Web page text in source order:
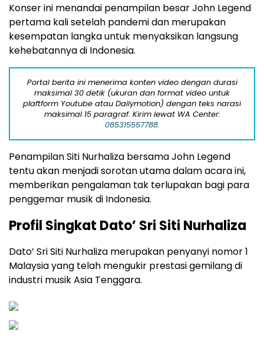
Konser ini menandai penampilan besar John Legend
pertama kali setelah pandemi dan merupakan
kesempatan langka untuk menyaksikan langsung
kehebatannya di Indonesia.
Portal berita ini menerima konten video dengan durasi
maksimal 30 detik (ukuran dan format video untuk
plaftform Youtube atau Dailymotion) dengan teks narasi
maksimal 15 paragraf. Kirim lewat WA Center:
085315557788.
Penampilan Siti Nurhaliza bersama John Legend
tentu akan menjadi sorotan utama dalam acara ini,
memberikan pengalaman tak terlupakan bagi para
penggemar musik di Indonesia.
Profil Singkat Dato’ Sri Siti Nurhaliza
Dato’ Sri Siti Nurhaliza merupakan penyanyi nomor 1
Malaysia yang telah mengukir prestasi gemilang di
industri musik Asia Tenggara.